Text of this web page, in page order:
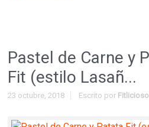
Pastel de Carne y
Fit (estilo Lasañ...
23 octubre, 2018 Escrito por Fitlicioso